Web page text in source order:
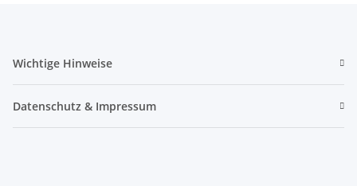
Wichtige Hinweise
Datenschutz & Impressum